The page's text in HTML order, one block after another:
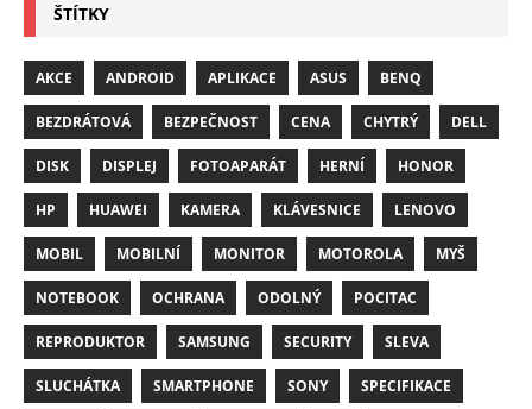
ŠTÍTKY
AKCE ANDROID APLIKACE ASUS BENQ
BEZDRÁTOVÁ BEZPEČNOST CENA CHYTRÝ DELL
DISK DISPLEJ FOTOAPARÁT HERNÍ HONOR
HP HUAWEI KAMERA KLÁVESNICE LENOVO
MOBIL MOBILNÍ MONITOR MOTOROLA MYŠ
NOTEBOOK OCHRANA ODOLNÝ POCITAC
REPRODUKTOR SAMSUNG SECURITY SLEVA
SLUCHÁTKA SMARTPHONE SONY SPECIFIKACE